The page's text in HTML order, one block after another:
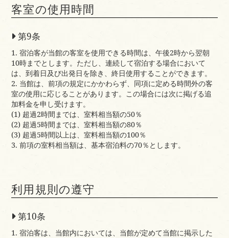
客室の使用時間
第9条
1. 宿泊客が当館の客室を使用できる時間は、午後2時から翌朝
10時までとします。ただし、連続して宿泊する場合において
は、到着日及び出発日を除き、終日使用することができます。
2. 当館は、前項の規定にかかわらず、同項に定める時間外の客
室の使用に応じることがあります。この場合には次に掲げる追
加料金を申し受けます。
(1) 超過2時間までは、室料相当額の50％
(2) 超過5時間までは、室料相当額の80％
(3) 超過5時間以上は、室料相当額の100％
3. 前項の室料相当額は、基本宿泊料の70％とします。
利用規則の遵守
第10条
1. 宿泊客は、当館内においては、当館が定めて当館に掲示した